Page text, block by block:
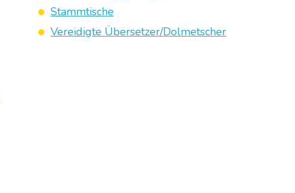
Stammtische
Vereidigte Übersetzer/Dolmetscher